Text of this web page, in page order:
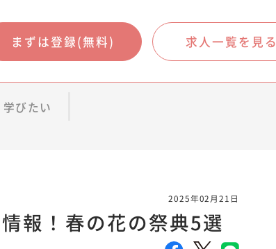
まずは登録(無料) 求人一覧を見る
学びたい
2025年02月21日
報！春の花の祭典5選